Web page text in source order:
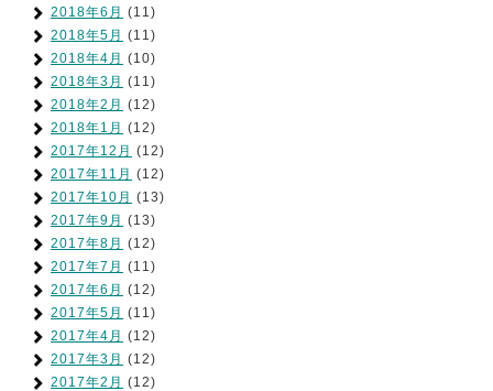
2018年6月 (11)
2018年5月 (11)
2018年4月 (10)
2018年3月 (11)
2018年2月 (12)
2018年1月 (12)
2017年12月 (12)
2017年11月 (12)
2017年10月 (13)
2017年9月 (13)
2017年8月 (12)
2017年7月 (11)
2017年6月 (12)
2017年5月 (11)
2017年4月 (12)
2017年3月 (12)
2017年2月 (12)